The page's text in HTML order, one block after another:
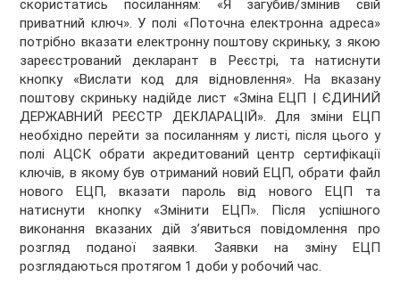
скористатись посиланням: «Я загубив/змінив свій
приватний ключ». У полі «Поточна електронна адреса»
потрібно вказати електронну поштову скриньку, з якою
зареєстрований декларант в Реєстрі, та натиснути
кнопку «Вислати код для відновлення». На вказану
поштову скриньку надійде лист «Зміна ЕЦП | ЄДИНИЙ
ДЕРЖАВНИЙ РЕЄСТР ДЕКЛАРАЦІЙ». Для зміни ЕЦП
необхідно перейти за посиланням у листі, після цього у
полі АЦСК обрати акредитований центр сертифікації
ключів, в якому був отриманий новий ЕЦП, обрати файл
нового ЕЦП, вказати пароль від нового ЕЦП та
натиснути кнопку «Змінити ЕЦП». Після успішного
виконання вказаних дій з’явиться повідомлення про
розгляд поданої заявки. Заявки на зміну ЕЦП
розглядаються протягом 1 доби у робочий час.